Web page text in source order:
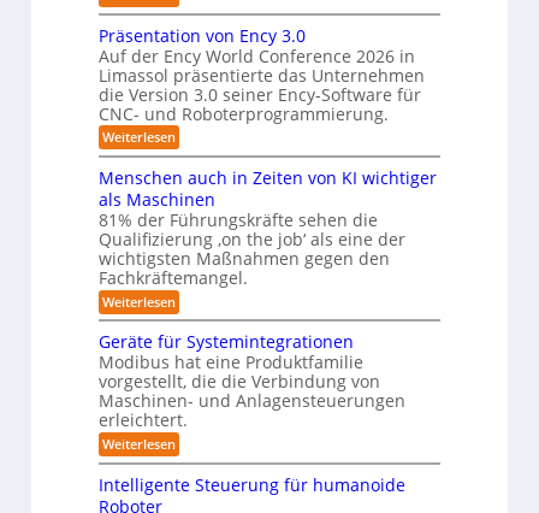
r
a
s
y
s
t
e
f
ü
r
R
o
b
o
t
i
k
u
n
d
L
ü
r
R
e
i
n
r
ä
u
m
e
b
i
s
S
O
-
K
l
s
v
e
r
g
l
e
i
c
h
v
o
n
m
i
l
i
t
ä
r
i
s
c
h
e
r
B
o
e
Z
w
e
i
-
S
t
a
t
i
o
n
e
n
-
S
c
h
w
i
ß
c
o
b
o
t
Präsentation von Ency 3.0
Auf der Ency World Conference 2026 in
Limassol präsentierte das Unternehmen
die Version 3.0 seiner Ency-Software für
CNC- und Roboterprogrammierung.
Weiterlesen:
P
ä
s
e
n
t
a
t
i
o
n
v
o
n
E
n
c
y
.
Menschen auch in Zeiten von KI wichtiger
als Maschinen
81% der Führungskräfte sehen die
Qualifizierung ‚on the job‘ als eine der
wichtigsten Maßnahmen gegen den
Fachkräftemangel.
Weiterlesen:
M
n
s
c
h
e
n
a
u
c
Geräte für Systemintegrationen
Modibus hat eine Produktfamilie
vorgestellt, die die Verbindung von
Maschinen- und Anlagensteuerungen
erleichtert.
Weiterlesen:
G
e
r
Intelligente Steuerung für humanoide
Roboter